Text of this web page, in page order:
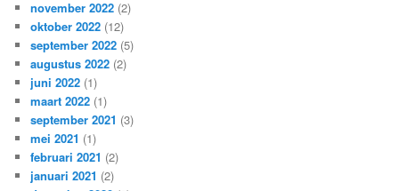
november 2022 (2)
oktober 2022 (12)
september 2022 (5)
augustus 2022 (2)
juni 2022 (1)
maart 2022 (1)
september 2021 (3)
mei 2021 (1)
februari 2021 (2)
januari 2021 (2)